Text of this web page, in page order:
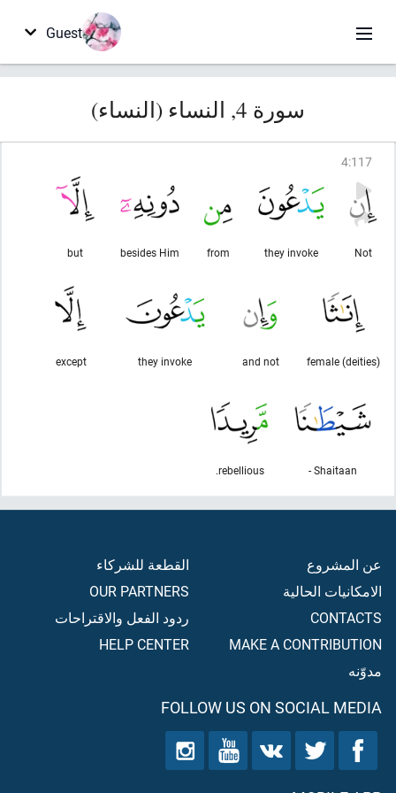
Guest
سورة 4, النساء (النساء)
4:117
Not
they invoke
from
besides Him
but
female (deities)
and not
they invoke
except
Shaitaan -
rebellious.
عن المشروع
الامكانيات الحالية
CONTACTS
MAKE A CONTRIBUTION
مدوّنه
القطعة للشركاء
OUR PARTNERS
ردود الفعل والاقتراحات
HELP CENTER
FOLLOW US ON SOCIAL MEDIA